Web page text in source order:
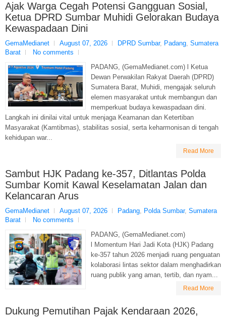
Ajak Warga Cegah Potensi Gangguan Sosial,
Ketua DPRD Sumbar Muhidi Gelorakan Budaya
Kewaspadaan Dini
GemaMedianet August 07, 2026 DPRD Sumbar, Padang, Sumatera
Barat
No comments
PADANG, (GemaMedianet.com) l Ketua
Dewan Perwakilan Rakyat Daerah (DPRD)
Sumatera Barat, Muhidi, mengajak seluruh
elemen masyarakat untuk membangun dan
memperkuat budaya kewaspadaan dini.
Langkah ini dinilai vital untuk menjaga Keamanan dan Ketertiban
Masyarakat (Kamtibmas), stabilitas sosial, serta keharmonisan di tengah
kehidupan war...
Read More
Sambut HJK Padang ke-357, Ditlantas Polda
Sumbar Komit Kawal Keselamatan Jalan dan
Kelancaran Arus
GemaMedianet August 07, 2026 Padang, Polda Sumbar, Sumatera
Barat
No comments
PADANG, (GemaMedianet.com)
l Momentum Hari Jadi Kota (HJK) Padang
ke-357 tahun 2026 menjadi ruang penguatan
kolaborasi lintas sektor dalam menghadirkan
ruang publik yang aman, tertib, dan nyam...
Read More
Dukung Pemutihan Pajak Kendaraan 2026,